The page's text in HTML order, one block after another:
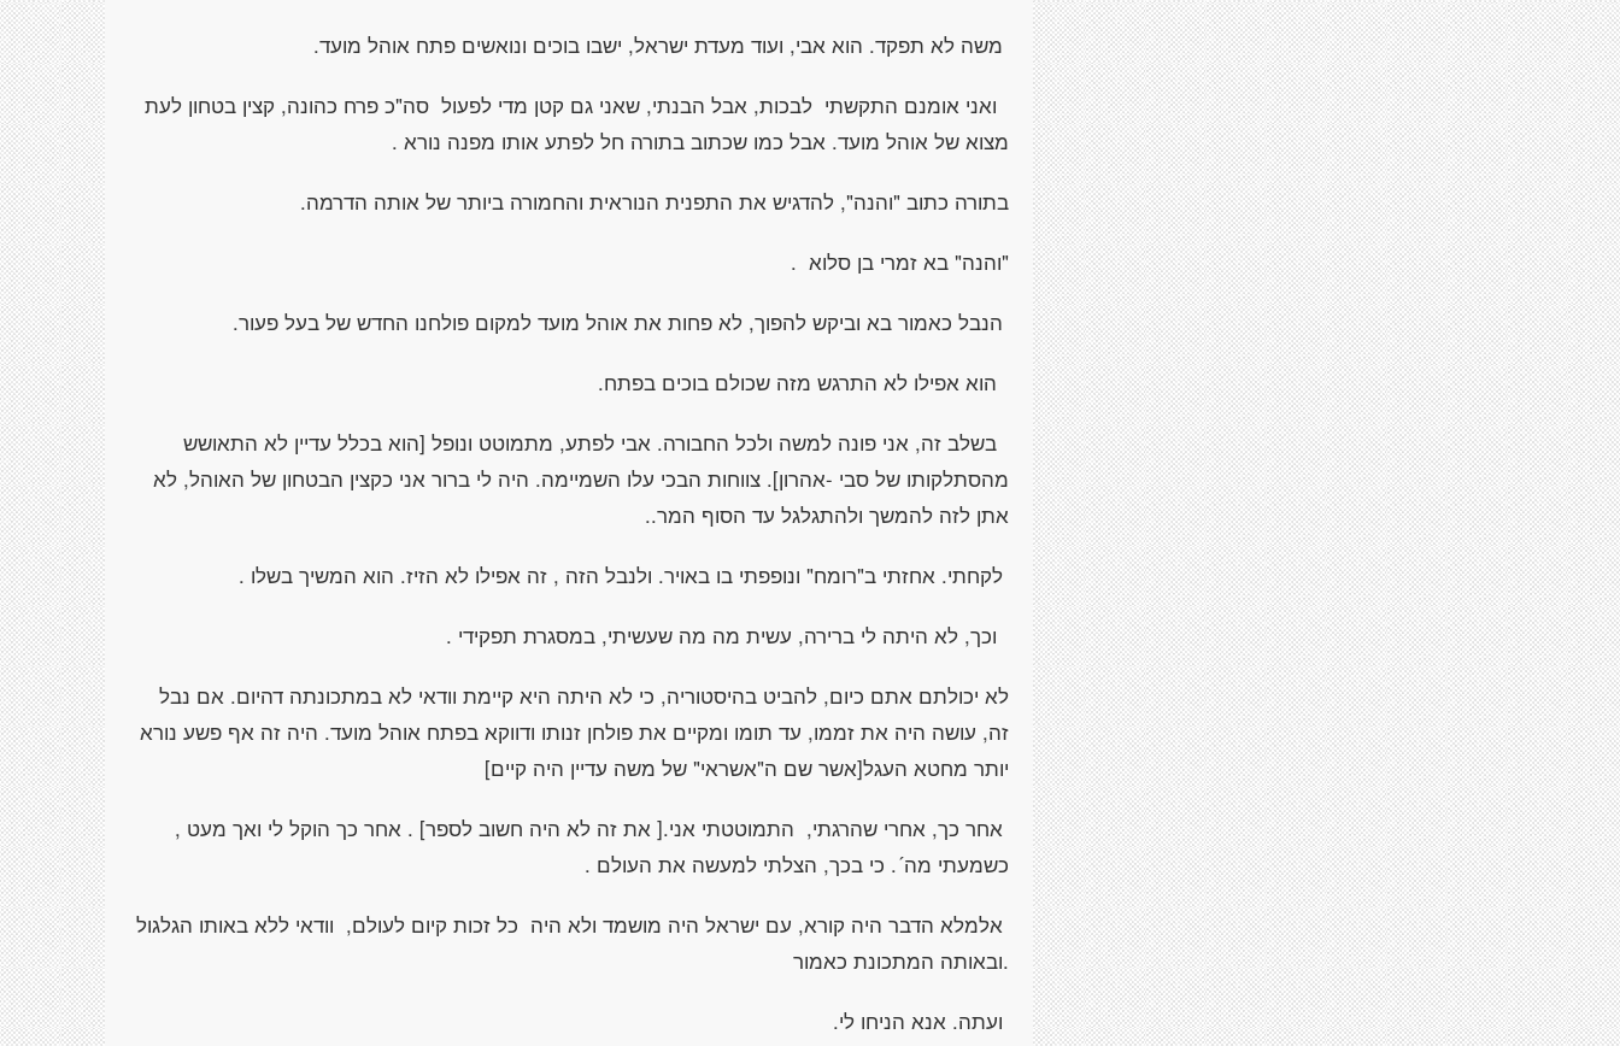
משה לא תפקד. הוא אבי, ועוד מעדת ישראל, ישבו בוכים ונואשים פתח אוהל מועד.
ואני אומנם התקשתי לבכות, אבל הבנתי, שאני גם קטן מדי לפעול סה"כ פרח כהונה, קצין בטחון לעת
מצוא של אוהל מועד. אבל כמו שכתוב בתורה חל לפתע אותו מפנה נורא .
בתורה כתוב "והנה", להדגיש את התפנית הנוראית והחמורה ביותר של אותה הדרמה.
"והנה" בא זמרי בן סלוא .
הנבל כאמור בא וביקש להפוך, לא פחות את אוהל מועד למקום פולחנו החדש של בעל פעור.
הוא אפילו לא התרגש מזה שכולם בוכים בפתח.
בשלב זה, אני פונה למשה ולכל החבורה. אבי לפתע, מתמוטט ונופל [הוא בכלל עדיין לא התאושש
מהסתלקותו של סבי -אהרון]. צווחות הבכי עלו השמיימה. היה לי ברור אני כקצין הבטחון של האוהל, לא
אתן לזה להמשך ולהתגלגל עד הסוף המר..
לקחתי. אחזתי ב"רומח" ונופפתי בו באויר. ולנבל הזה , זה אפילו לא הזיז. הוא המשיך בשלו .
וכך, לא היתה לי ברירה, עשית מה מה שעשיתי, במסגרת תפקידי .
לא יכולתם אתם כיום, להביט בהיסטוריה, כי לא היתה היא קיימת וודאי לא במתכונתה דהיום. אם נבל
זה, עושה היה את זממו, עד תומו ומקיים את פולחן זנותו ודווקא בפתח אוהל מועד. היה זה אף פשע נורא
יותר מחטא העגל[אשר שם ה"אשראי" של משה עדיין היה קיים]
אחר כך, אחרי שהרגתי, התמוטטתי אני.[ את זה לא היה חשוב לספר] . אחר כך הוקל לי ואך מעט ,
כשמעתי מה´. כי בכך, הצלתי למעשה את העולם .
אלמלא הדבר היה קורא, עם ישראל היה מושמד ולא היה כל זכות קיום לעולם, וודאי ללא באותו הגלגול
.ובאותה המתכונת כאמור
ועתה. אנא הניחו לי.